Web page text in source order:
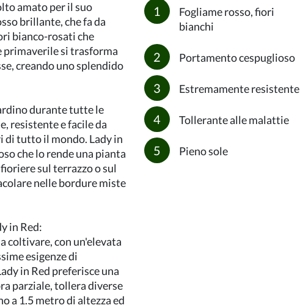
amato per il suo
brillante, che fa da
bianco-rosati che
primaverile si trasforma
creando uno splendido
durante tutte le
resistente e facile da
tutto il mondo. Lady in
che lo rende una pianta
sul terrazzo o sul
nelle bordure miste
in Red:
coltivare, con un'elevata
esigenze di
in Red preferisce una
parziale, tollera diverse
a 1.5 metro di altezza ed
Fogliame rosso, fiori
bianchi
Portamento cespuglioso
Estremamente resistente
Tollerante alle malattie
Pieno sole